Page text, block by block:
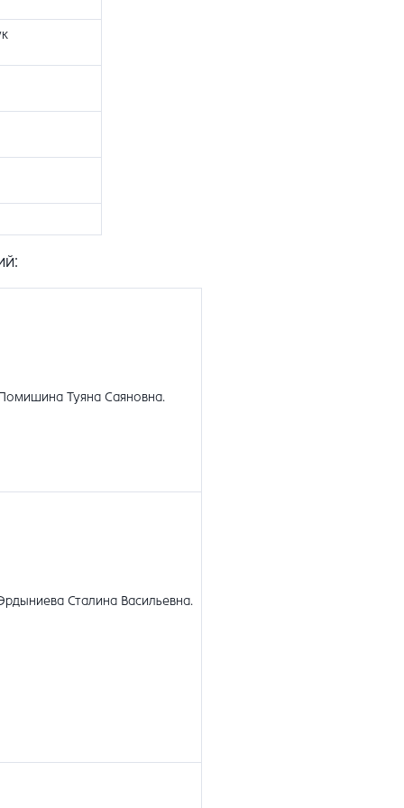
Помишина Туяна Саяновна.
Сталина Васильевна.